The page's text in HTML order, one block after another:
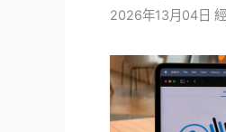
2026年13月04日